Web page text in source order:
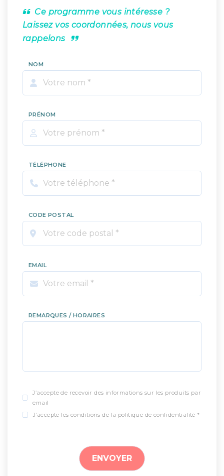
Ce programme vous intéresse ?
Laissez vos coordonnées, nous vous
rappelons
NOM
PRÉNOM
TÉLÉPHONE
CODE POSTAL
EMAIL
REMARQUES / HORAIRES
J’accepte de recevoir des informations sur les produits par
email
J’accepte les conditions de la politique de confidentialité *